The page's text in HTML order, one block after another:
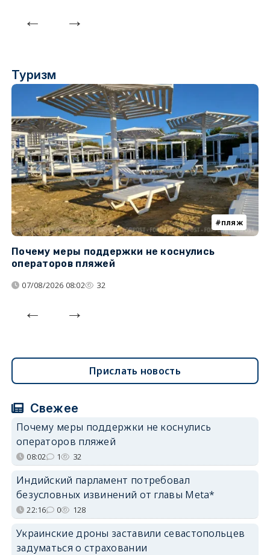
Туризм
пляж
Почему меры поддержки не коснулись
операторов пляжей
07/08/2026 08:02 32
Прислать новость
Свежее
Почему меры поддержки не коснулись
операторов пляжей
08:02 1 32
Индийский парламент потребовал
безусловных извинений от главы Meta*
22:16 0 128
Украинские дроны заставили севастопольцев
задуматься о страховании